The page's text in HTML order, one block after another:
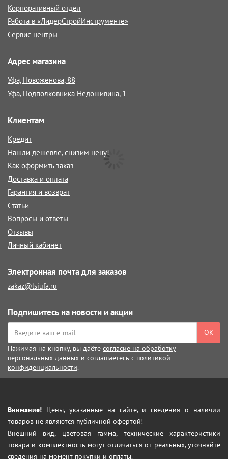
Корпоративный отдел
Работа в «ЛидерСтройИнструменте»
Сервис-центры
Адрес магазина
Уфа, Новоженова, 88
Уфа, Подполковника Недошивина, 1
Клиентам
Кредит
Нашли дешевле, снизим цену!
Как оформить заказ
Доставка и оплата
Гарантия и возврат
Статьи
Вопросы и ответы
Отзывы
Личный кабинет
Электронная почта для заказов
zakaz@lsiufa.ru
Подпишитесь на новости и акции
ОК
Нажимая на кнопку, вы даёте согласие на обработку
персональных данных и соглашаетесь с политикой
конфиденциальности.
Внимание! Цены, указанные на сайте, и сведения о наличии
товаров не являются публичной офертой!
Внешний вид, цветовая гамма, технические характеристики
товара и комплектность могут отличаться от реальных, уточняйте
сведения на момент покупки и оплаты.